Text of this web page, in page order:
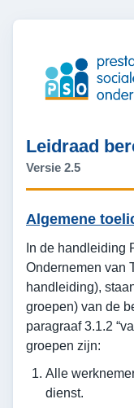
Leidraad
Versie 2.5
Algemene
In de handleiding
Ondernemen van
handleiding),
groepen) van de
paragraaf 3.1.2
groepen zijn:
Alle
dienst.